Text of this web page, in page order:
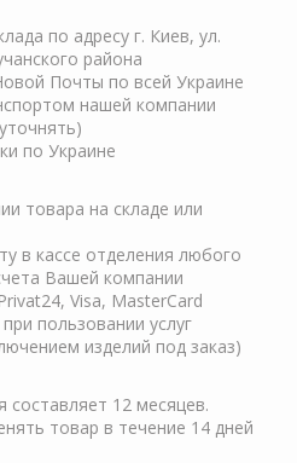
по адресу г. Киев, ул.
района
Почты по всей Украине
нашей компании
по Украине
товара на складе или
в кассе отделения любого
Вашей компании
Visa, MasterCard
пользовании услуг
изделий под заказ)
составляет 12 месяцев.
товар в течение 14 дней